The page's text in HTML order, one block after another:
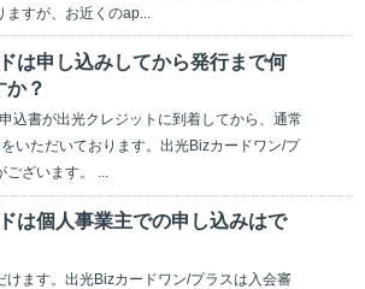
ますが、お近くのap...
は申し込みしてから発行まで何
か？
込書が出光クレジットに到着してから、通常
いただいております。出光Bizカードワン/プ
ございます。 ...
は個人事業主での申し込みはで
けます。出光Bizカードワン/プラスは入会審